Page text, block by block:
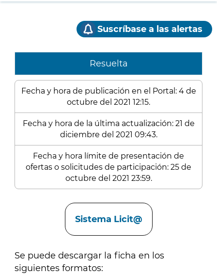
Suscríbase a las alertas
Resuelta
Fecha y hora de publicación en el Portal: 4 de
octubre del 2021 12:15.
Fecha y hora de la última actualización: 21 de
diciembre del 2021 09:43.
Fecha y hora límite de presentación de
ofertas o solicitudes de participación: 25 de
octubre del 2021 23:59.
Sistema Licit@
Se puede descargar la ficha en los
siguientes formatos: